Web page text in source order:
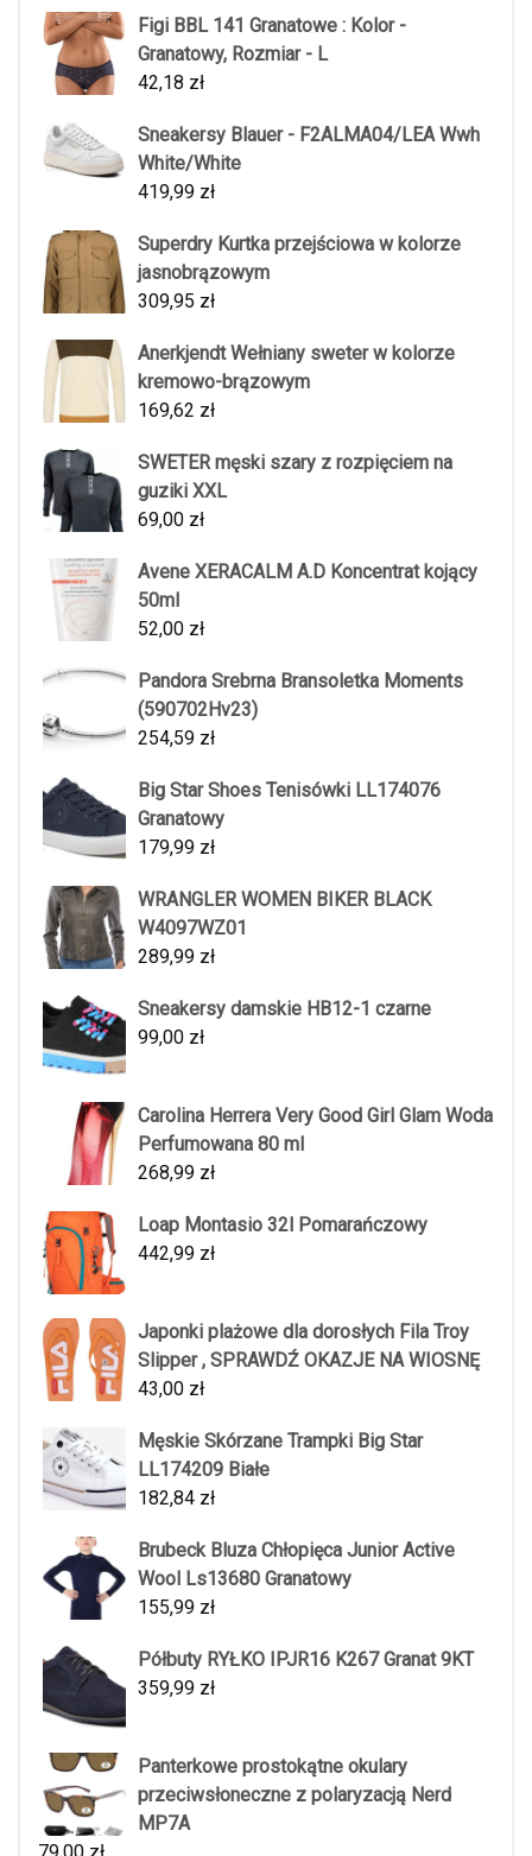
Figi BBL 141 Granatowe : Kolor -
Granatowy, Rozmiar - L
42,18 zł
Sneakersy Blauer - F2ALMA04/LEA Wwh
White/White
419,99 zł
Superdry Kurtka przejściowa w kolorze
jasnobrązowym
309,95 zł
Anerkjendt Wełniany sweter w kolorze
kremowo-brązowym
169,62 zł
SWETER męski szary z rozpięciem na
guziki XXL
69,00 zł
Avene XERACALM A.D Koncentrat kojący
50ml
52,00 zł
Pandora Srebrna Bransoletka Moments
(590702Hv23)
254,59 zł
Big Star Shoes Tenisówki LL174076
Granatowy
179,99 zł
WRANGLER WOMEN BIKER BLACK
W4097WZ01
289,99 zł
Sneakersy damskie HB12-1 czarne
99,00 zł
Carolina Herrera Very Good Girl Glam Woda
Perfumowana 80 ml
268,99 zł
Loap Montasio 32l Pomarańczowy
442,99 zł
Japonki plażowe dla dorosłych Fila Troy
Slipper , SPRAWDŹ OKAZJE NA WIOSNĘ
43,00 zł
Męskie Skórzane Trampki Big Star
LL174209 Białe
182,84 zł
Brubeck Bluza Chłopięca Junior Active
Wool Ls13680 Granatowy
155,99 zł
Półbuty RYŁKO IPJR16 K267 Granat 9KT
359,99 zł
Panterkowe prostokątne okulary
przeciwsłoneczne z polaryzacją Nerd
MP7A